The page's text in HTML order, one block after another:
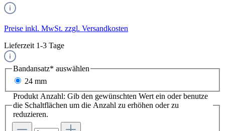
Preise inkl. MwSt. zzgl. Versandkosten
Lieferzeit 1-3 Tage
Bandansatz* auswählen
24 mm
Produkt Anzahl: Gib den gewünschten Wert ein oder benutze
die Schaltflächen um die Anzahl zu erhöhen oder zu
reduzieren.